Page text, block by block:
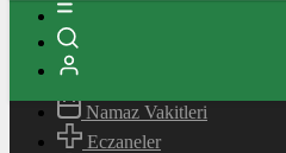
Namaz Vakitleri
Eczaneler